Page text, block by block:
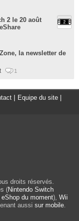
2 le 20 août
la newsletter de
1
Equipe du site
droits réservés.
(Nintendo Switch
du moment), Wii
aussi sur mobile.